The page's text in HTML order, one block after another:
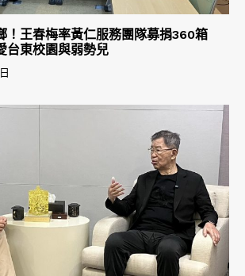
！王春梅率黃仁服務團隊募捐360箱
台東校園與弱勢兒